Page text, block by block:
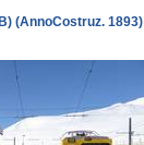
(AnnoCostruz. 1893)